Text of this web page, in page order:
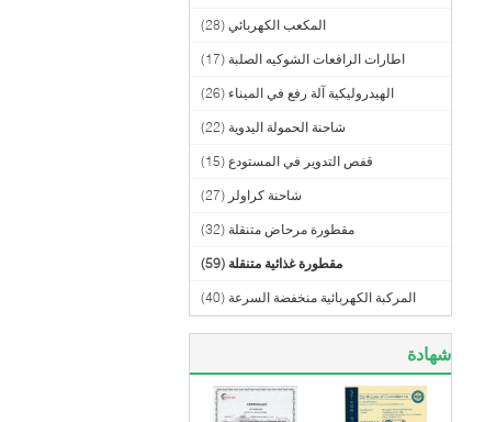
المكعب الكهربائي (28)
اطارات الرافعات الشوكيه الصلبة (17)
الهيدروليكية آلة رفع في الميناء (26)
شاحنة الحمولة اليدوية (22)
قفص التدوير في المستودع (15)
شاحنة كراولر (27)
مقطورة مرحاض متنقلة (32)
مقطورة غذائية متنقلة (59)
المركبة الكهربائية منخفضة السرعة (40)
شهادة